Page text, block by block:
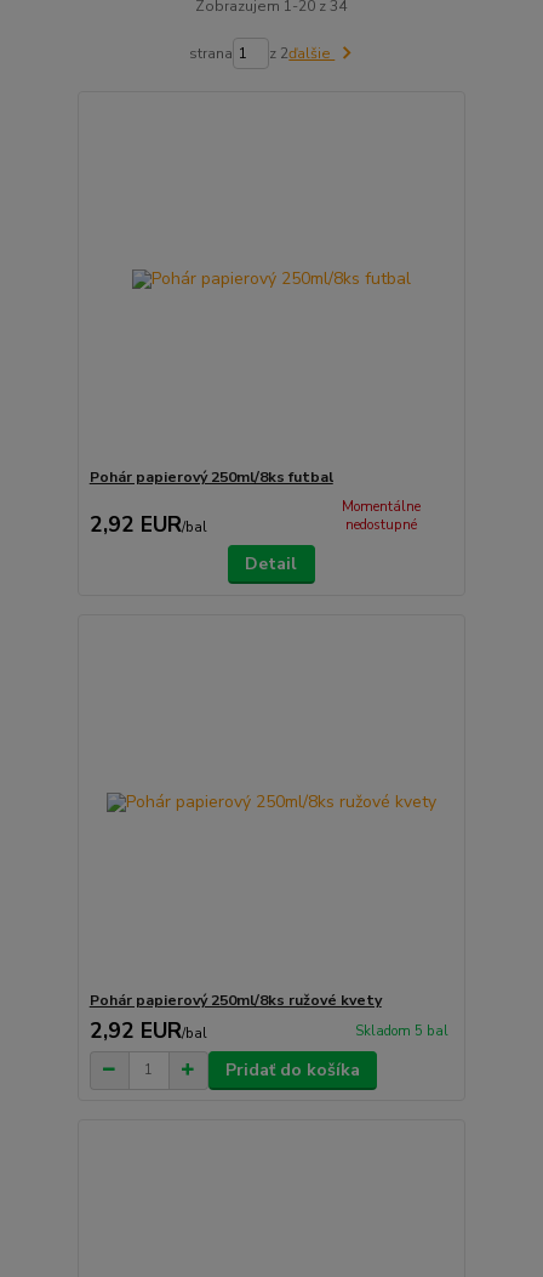
Zobrazujem 1-20 z 34
strana z 2ďalšie
Pohár papierový 250ml/8ks futbal
2,92 EUR/bal
Momentálne
nedostupné
Detail
Pohár papierový 250ml/8ks ružové kvety
2,92 EUR/bal Skladom 5 bal
Pridať do košíka